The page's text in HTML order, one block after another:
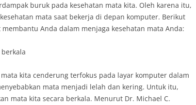
buruk pada kesehatan mata kita. Oleh karena itu,
mata saat bekerja di depan komputer. Berikut
Anda dalam menjaga kesehatan mata Anda:
kita cenderung terfokus pada layar komputer dalam
mata menjadi lelah dan kering. Untuk itu,
mata kita secara berkala. Menurut Dr. Michael C.